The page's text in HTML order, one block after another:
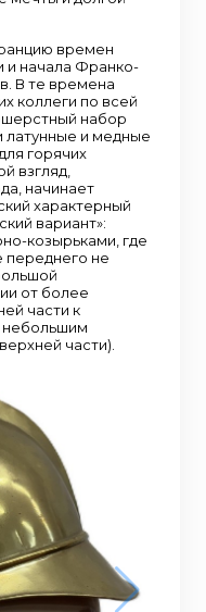
времен
и начала Франко-
В те времена
коллеги по всей
набор
латунные и медные
горячих
взгляд,
начинает
характерный
вариант»:
козырьками, где
переднего не
от более
части к
небольшим
части).